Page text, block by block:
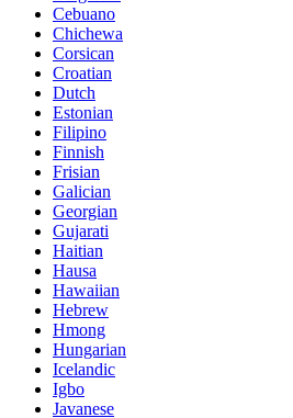
Cebuano
Chichewa
Corsican
Croatian
Dutch
Estonian
Filipino
Finnish
Frisian
Galician
Georgian
Gujarati
Haitian
Hausa
Hawaiian
Hebrew
Hmong
Hungarian
Icelandic
Igbo
Javanese